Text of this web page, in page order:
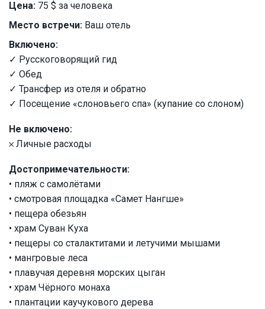
Цена: 75 $ за человека
Место встречи: Ваш отель
Включено:
✓ Русскоговорящий гид
✓ Обед
✓ Трансфер из отеля и обратно
✓ Посещение «слоновьего спа» (купание со слоном)
Не включено:
𐄂 Личные расходы
Достопримечательности:
• пляж с самолётами
• смотровая площадка «Самет Нангше»
• пещера обезьян
• храм Суван Куха
• пещеры со сталактитами и летучими мышами
• мангровые леса
• плавучая деревня морских цыган
• храм Чёрного монаха
• плантации каучукового дерева